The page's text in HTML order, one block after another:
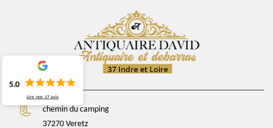
chemin du camping
37270 Veretz
5.0
Lire nos 17 avis